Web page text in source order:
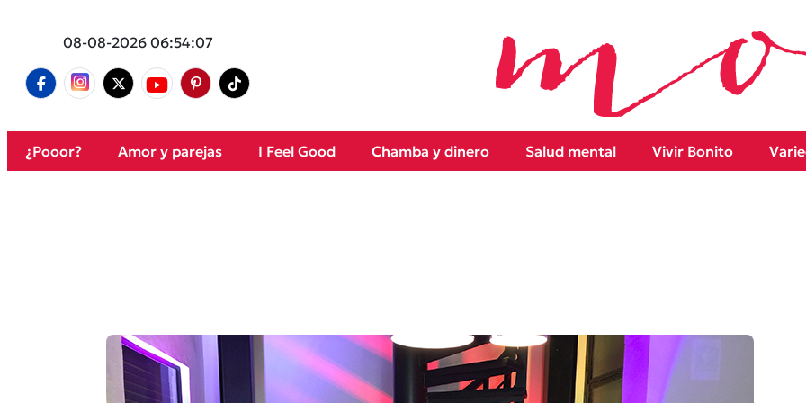
08-08-2026 06:54:07
¿Pooor? Amor y parejas I Feel Good Chamba y dinero Salud mental Vivir Bonito